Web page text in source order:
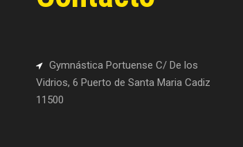
Gymnástica Portuense C/ De los
Vidrios, 6 Puerto de Santa Maria Cadiz
11500